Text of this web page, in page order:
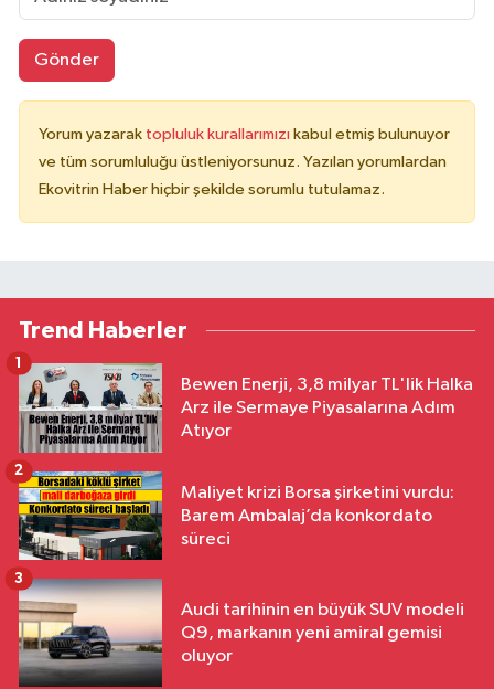
Gönder
Yorum yazarak topluluk kurallarımızı kabul etmiş bulunuyor
ve tüm sorumluluğu üstleniyorsunuz. Yazılan yorumlardan
Ekovitrin Haber hiçbir şekilde sorumlu tutulamaz.
Trend Haberler
Bewen Enerji, 3,8 milyar TL'lik Halka
Arz ile Sermaye Piyasalarına Adım
Atıyor
1
Maliyet krizi Borsa şirketini vurdu:
Barem Ambalaj’da konkordato
süreci
2
Audi tarihinin en büyük SUV modeli
Q9, markanın yeni amiral gemisi
oluyor
3